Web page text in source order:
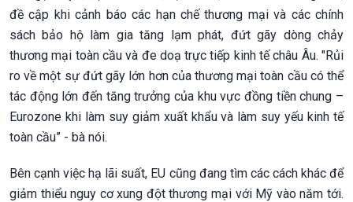
đề cập khi cảnh báo các hạn chế thương mại và các chính
sách bảo hộ làm gia tăng lạm phát, đứt gãy dòng chảy
thương mại toàn cầu và đe doạ trực tiếp kinh tế châu Âu. "Rủi
ro về một sự đứt gãy lớn hơn của thương mại toàn cầu có thể
tác động lớn đến tăng trưởng của khu vực đồng tiền chung –
Eurozone khi làm suy giảm xuất khẩu và làm suy yếu kinh tế
toàn cầu” - bà nói.
Bên cạnh việc hạ lãi suất, EU cũng đang tìm các cách khác để
giảm thiểu nguy cơ xung đột thương mại với Mỹ vào năm tới.